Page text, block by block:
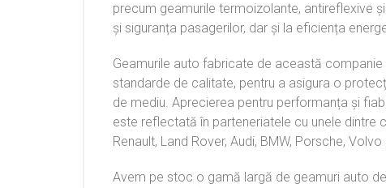
precum geamurile termoizolante, antireflexive
și siguranța pasagerilor, dar și la eficiența
Geamurile auto fabricate de această
standarde de calitate, pentru a asigura o
de mediu. Aprecierea pentru performanța și
este reflectată în parteneriatele cu unele dintre
Renault, Land Rover, Audi, BMW, Porsche,
Avem pe stoc o gamă largă de geamuri auto